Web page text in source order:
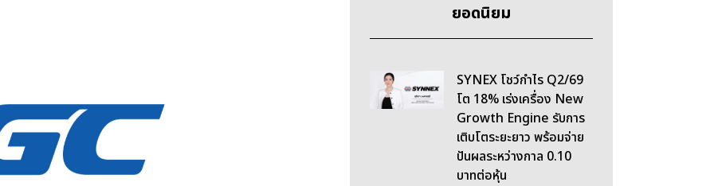
ยอดนิยม
SYNEX โชว์กำไร Q2/69
โต 18% เร่งเครื่อง New
Growth Engine รับการ
เติบโตระยะยาว พร้อมจ่าย
ปันผลระหว่างกาล 0.10
บาทต่อหุ้น